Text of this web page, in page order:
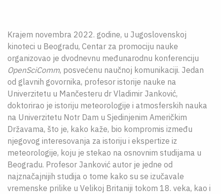
Krajem novembra 2022. godine, u Jugoslovenskoj
kinoteci u Beogradu, Centar za promociju nauke
organizovao je dvodnevnu međunarodnu konferenciju
OpenSciComm, posvećenu naučnoj komunikaciji. Jedan
od glavnih govornika, profesor istorije nauke na
Univerzitetu u Mančesteru dr Vladimir Janković,
doktorirao je istoriju meteorologije i atmosferskih nauka
na Univerzitetu Notr Dam u Sjedinjenim Američkim
Državama, što je, kako kaže, bio kompromis između
njegovog interesovanja za istoriju i ekspertize iz
meteorologije, koju je stekao na osnovnim studijama u
Beogradu. Profesor Janković autor je jedne od
najznačajnijih studija o tome kako su se izučavale
vremenske prilike u Velikoj Britaniji tokom 18. veka, kao i